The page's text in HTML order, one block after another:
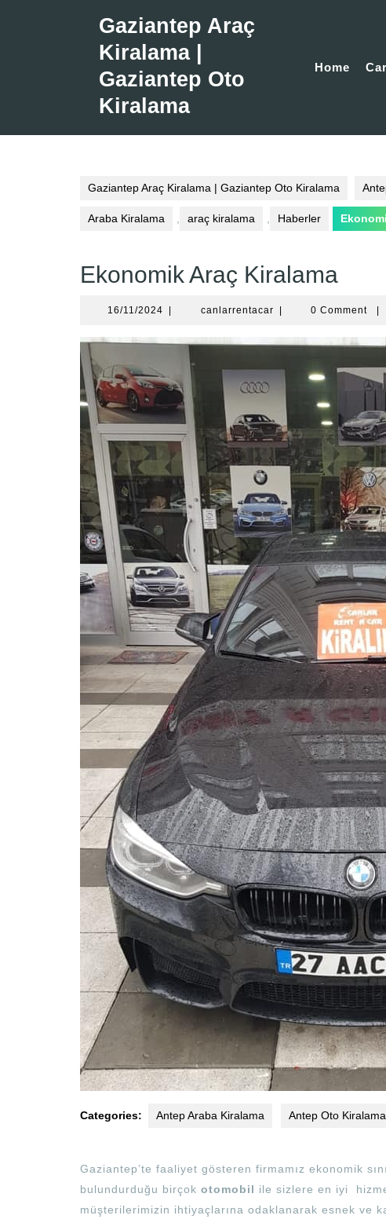
Gaziantep Araç
Kiralama |
Gaziantep Oto
Kiralama
Home
Gaziantep Araç Kiralama | Gaziantep Oto Kiralama
Araba Kiralama araç kiralama Haberler
Ekonomik Araç Kiralama
16/11/2024 16/11/2024canlarrentacarcanlarrentacar
0 Comment
Categories: Antep Araba Kiralama Antep Oto Kiralama
Gaziantep’te faaliyet gösteren firmamız ekonomik
bulundurduğu birçok otomobil ile sizlere en iyi
müşterilerimizin ihtiyaçlarına odaklanarak esnek ve